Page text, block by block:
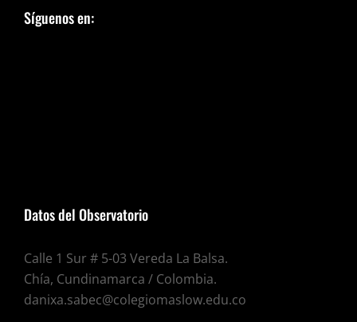
Síguenos en:
Datos del Observatorio
Calle 1 Sur # 5-03 Vereda La Balsa.
Chía, Cundinamarca / Colombia.
danixa.sabec@colegiomaslow.edu.co